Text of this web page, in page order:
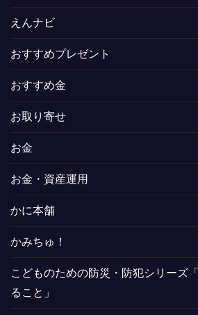
えんナビ
おすすめプレゼント
おすすめ金
お取り寄せ
お金
お金・資産運用
かに本舗
かみちゅ！
こどものための防災・防犯シリーズ
ること」